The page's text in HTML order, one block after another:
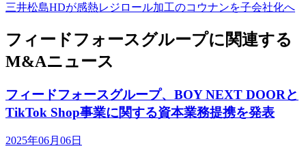
三井松島HDが感熱レジロール加工のコウナンを子会社化へ
フィードフォースグループに関連する
M&Aニュース
フィードフォースグループ、BOY NEXT DOORと
TikTok Shop事業に関する資本業務提携を発表
2025年06月06日